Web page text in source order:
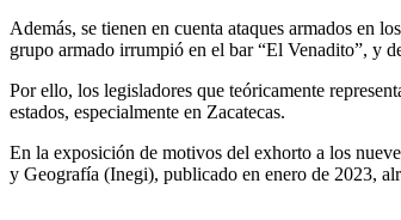
Además, se tienen en cuenta ataques armados en
grupo armado irrumpió en el bar “El Venadito”, y
Por ello, los legisladores que teóricamente
estados, especialmente en Zacatecas.
En la exposición de motivos del exhorto a los
y Geografía (Inegi), publicado en enero de 2023,